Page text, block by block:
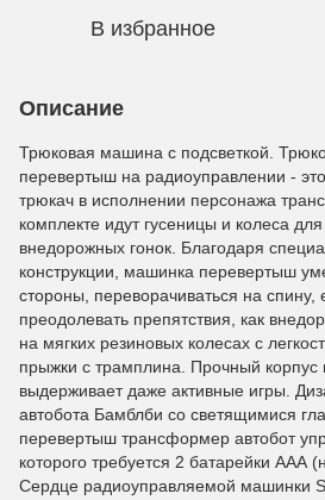
В избранное
Описание
Трюковая машина с подсветкой.
перевертыш на радиоуправлении -
трюкач в исполнении персонажа
комплекте идут гусеницы и колеса
внедорожных гонок. Благодаря
конструкции, машинка перевертыш
стороны, переворачиваться на спину,
преодолевать препятствия, как
на мягких резиновых колесах с
прыжки с трамплина. Прочный корпус
выдерживает даже активные игры.
автобота Бамблби со светящимися
перевертыш трансформер автобот
которого требуется 2 батарейки ААА
Сердце радиоуправляемой машинки